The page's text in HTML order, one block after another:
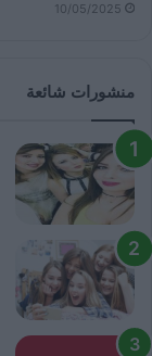
10/05/2025
منشورات شائعة